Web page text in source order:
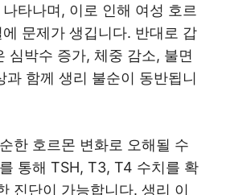
타나며, 이로 인해 여성 호르
문제가 생깁니다. 반대로 갑
심박수 증가, 체중 감소, 불면
과 함께 생리 불순이 동반됩니
한 호르몬 변화로 오해될 수
통해 TSH, T3, T4 수치를 확
진단이 가능합니다. 생리 이